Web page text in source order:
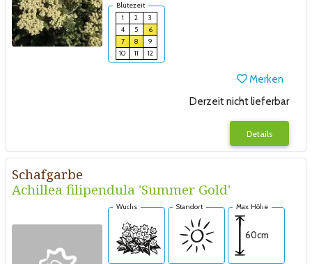
Blütezeit
1
2
3
4
5
6
7
8
9
10
11 12
Merken
Derzeit nicht lieferbar
Details
Schafgarbe
Achillea filipendula 'Summer Gold'
Wuchs Standort Max. Höhe
60cm